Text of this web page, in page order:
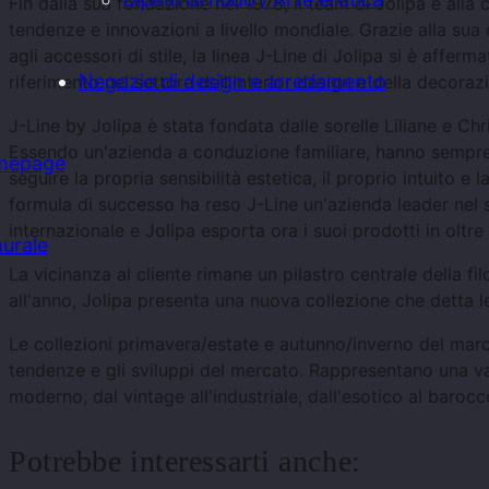
Negozio di design e arredamento
tendenze e innovazioni a livello mondiale. Grazie alla
agli accessori di stile, la linea J-Line di Jolipa si è
riferimento nel settore dell'interior design e della
J-Line by Jolipa è stata fondata dalle sorelle Liliane e
Essendo un'azienda a conduzione familiare, hanno
seguire la propria sensibilità estetica, il proprio intuito e
formula di successo ha reso J-Line un'azienda leader
internazionale e Jolipa esporta ora i suoi prodotti in oltre
La vicinanza al cliente rimane un pilastro centrale della
all'anno, Jolipa presenta una nuova collezione che detta
Le collezioni primavera/estate e autunno/inverno del
tendenze e gli sviluppi del mercato. Rappresentano una
moderno, dal vintage all'industriale, dall'esotico al
Potrebbe interessarti anche: